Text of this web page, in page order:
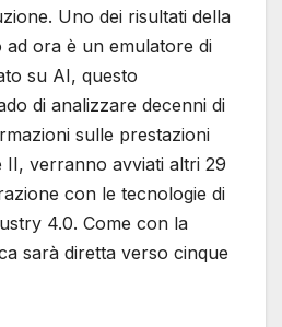
Uno dei risultati della
ora è un emulatore di
su AI, questo
di analizzare decenni di
sulle prestazioni
II, verranno avviati altri 29
con le tecnologie di
4.0. Come con la
sarà diretta verso cinque